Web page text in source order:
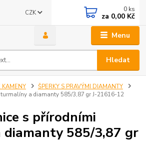
Menu
CZK
Hledat
0 ks
za 0,00 Kč
KAMENY
ŠPERKY S PRAVÝMI DIAMANTY
turmalíny a diamanty 585/3,87 gr J-21616-12
s přírodními
585/3,87 gr